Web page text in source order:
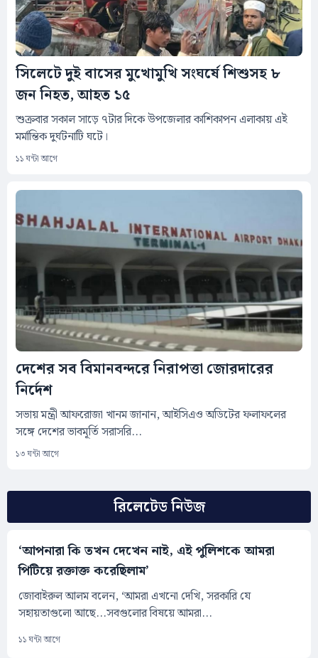
রিলেটেড নিউজ
‘আপনারা কি তখন দেখেন নাই, এই পুলিশকে আমরা
পিটিয়ে রক্তাক্ত করেছিলাম’
জোবাইরুল আলম বলেন, ‘আমরা এখনো দেখি, সরকারি যে
সহায়তাগুলো আছে...সবগুলোর বিষয়ে আমরা...
১১ ঘন্টা আগে
সিলেটে দুই বাসের মুখোমুখি সংঘর্ষে শিশুসহ ৮
জন নিহত, আহত ১৫
শুক্রবার সকাল সাড়ে ৭টার দিকে উপজেলার কাশিকাপন এলাকায় এই
মর্মান্তিক দুর্ঘটনাটি ঘটে।
১১ ঘন্টা আগে
দেশের সব বিমানবন্দরে নিরাপত্তা জোরদারের
নির্দেশ
সভায় মন্ত্রী আফরোজা খানম জানান, আইসিএও অডিটের ফলাফলের
সঙ্গে দেশের ভাবমূর্তি সরাসরি...
১৩ ঘন্টা আগে